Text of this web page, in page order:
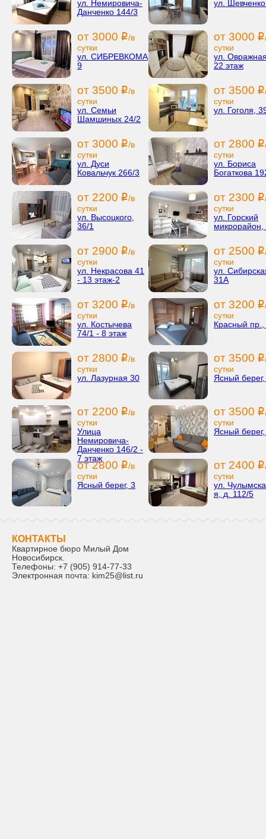
ул. Немировича-
Данченко 144/3
ул.
от 3000 i/в
сутки
ул. СИБРЕВКОМА
9
от 3000 i
сутки
ул.
22 этаж
от 3500 i/в
сутки
ул. Семьи
Шамшиных 24/2
от 3500 i
сутки
ул. Гоголя,
от 3000 i/в
сутки
ул. Дуси
Ковальчук 266/3
от 2800 i
сутки
ул. Бориса
Богаткова
от 2200 i/в
сутки
ул. Высоцкого,
36/1
от 2300 i
сутки
ул. Горский
микрорайон,
от 2900 i/в
сутки
ул. Некрасова 41
- 13 этаж-2
от 2500 i
сутки
ул.
31А
от 3200 i/в
сутки
ул. Костычева
74/1 - 8 этаж
от 3200 i
сутки
Красный пр.,
от 2800 i/в
сутки
ул. Лазурная 30
от 3500 i
сутки
Ясный
от 2200 i/в
сутки
Улица
Немировича-
Данченко 146/2 -
7 этаж
от 3500 i
сутки
Ясный
от 2800 i/в
сутки
Ясный берег, 3
от 2400 i
сутки
ул.
я, д. 112/5
КОНТАКТЫ
Квартирное бюро Милый Дом
Новосибирск.
Телефоны: +7 (905) 914-77-33
Электронная почта: kim25@list.ru